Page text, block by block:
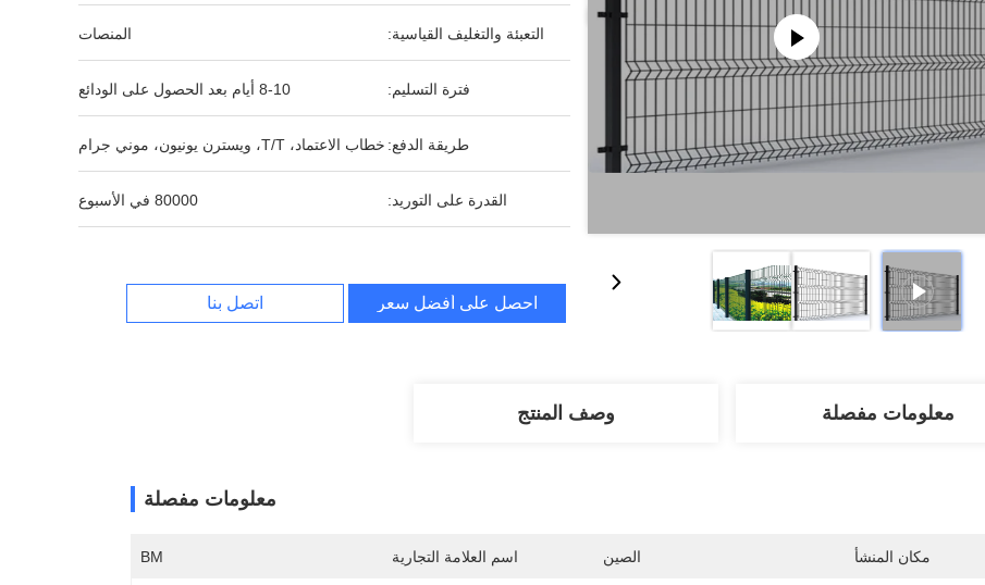
التعبئة والتغليف القياسية: المنصات
فترة التسليم: 8-10 أيام بعد الحصول على الودائع
طريقة الدفع: خطاب الاعتماد، T/T، ويسترن يونيون، موني جرام
القدرة على التوريد: 80000 في الأسبوع
احصل على أفضل سعر اتصل بنا
معلومات مفصلة وصف المنتج
معلومات مفصلة
مكان المنشأ الصين اسم العلامة التجارية BM